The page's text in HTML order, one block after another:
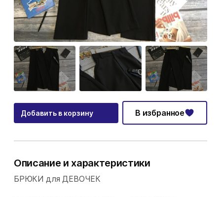
Добавить в корзину В избранное
Описание и характеристики
БРЮКИ для ДЕВОЧЕК